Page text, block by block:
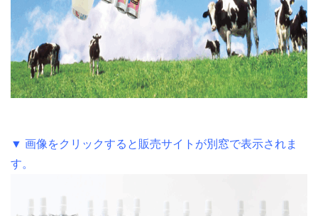
▼ 画像をクリックすると販売サイトが別窓で表示されま
す。